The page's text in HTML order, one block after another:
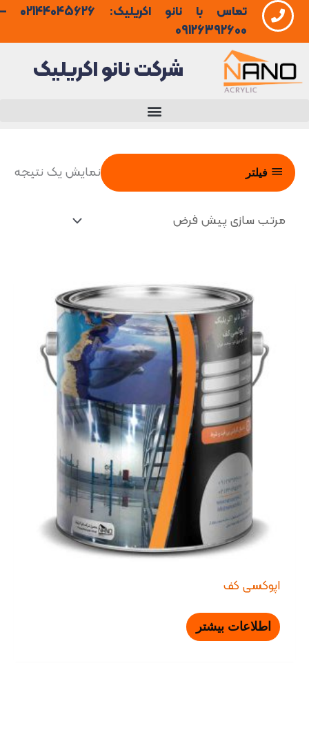
رفتن
به
محتوا
تماس با نانو اکریلیک: 02144045626 –
09126392600
شرکت نانو اکریلیک
فیلتر نمایش یک نتیجه
اپوکسی کف
اطلاعات بیشتر